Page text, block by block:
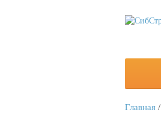
Главная /